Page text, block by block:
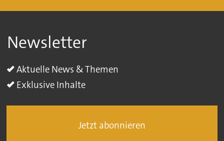
Newsletter
Aktuelle News & Themen
Exklusive Inhalte
Jetzt abonnieren